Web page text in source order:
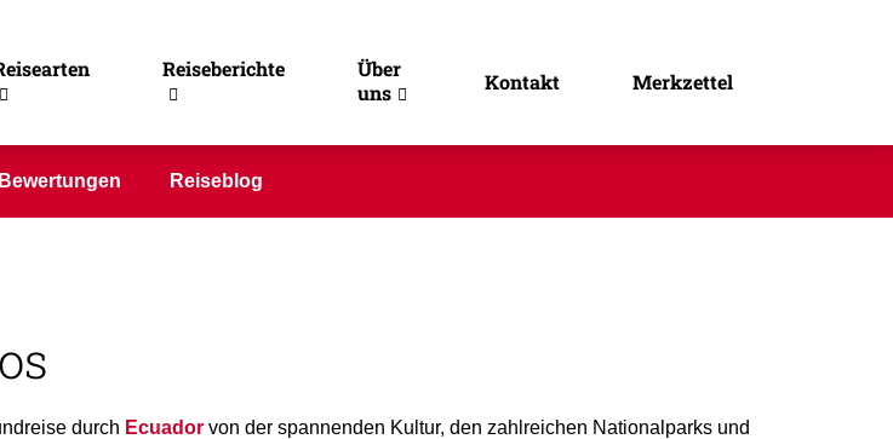
Reiseberichte
Über
uns
Kontakt Merkzettel
Bewertungen Reiseblog
durch Ecuador von der spannenden Kultur, den zahlreichen Nationalparks und